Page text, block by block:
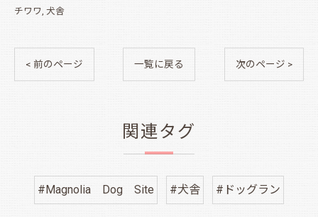
チワワ 犬舎
< 前のページ 一覧に戻る 次のページ >
関連タグ
#Magnolia Dog Site #犬舎 #ドッグラン